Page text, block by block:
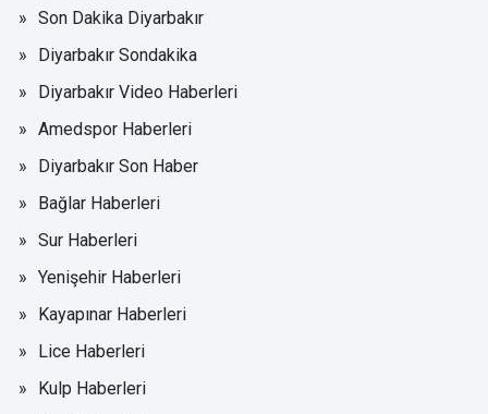
Son Dakika Diyarbakır
Diyarbakır Sondakika
Diyarbakır Video Haberleri
Amedspor Haberleri
Diyarbakır Son Haber
Bağlar Haberleri
Sur Haberleri
Yenişehir Haberleri
Kayapınar Haberleri
Lice Haberleri
Kulp Haberleri